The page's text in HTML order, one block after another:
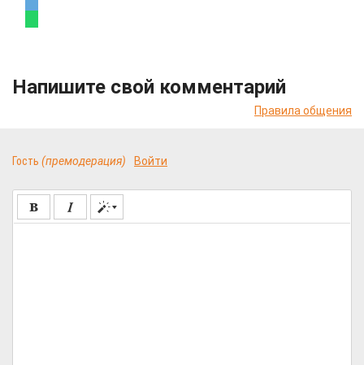
Напишите свой комментарий
Правила общения
Гость (премодерация) Войти